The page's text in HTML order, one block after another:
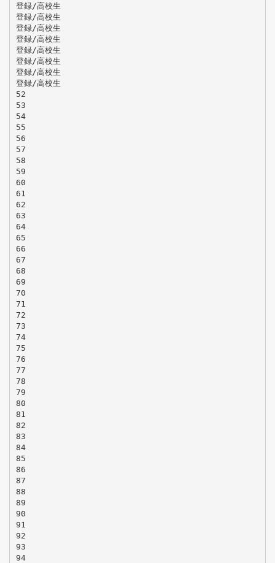
登録/高校生
登録/高校生
登録/高校生
登録/高校生
登録/高校生
登録/高校生
登録/高校生
登録/高校生
52
53
54
55
56
57
58
59
60
61
62
63
64
65
66
67
68
69
70
71
72
73
74
75
76
77
78
79
80
81
82
83
84
85
86
87
88
89
90
91
92
93
94